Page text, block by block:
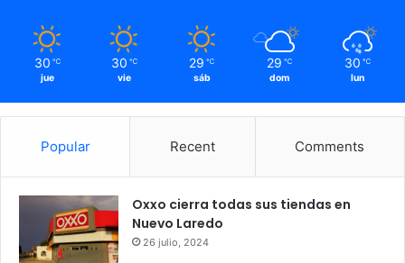
30 ℃
jue
30 ℃
vie
29 ℃
sáb
29 ℃
dom
30 ℃
lun
Popular Recent Comments
Oxxo cierra todas sus tiendas en
Nuevo Laredo
26 julio, 2024